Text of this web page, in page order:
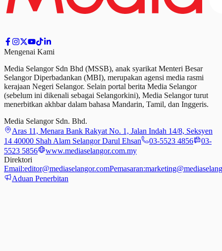
Mengenai Kami
Media Selangor Sdn Bhd (MSSB), anak syarikat Menteri Besar
Selangor Diperbadankan (MBI), merupakan agensi media rasmi
kerajaan Negeri Selangor. Selain portal berita Media Selangor
(sebelum ini dikenali sebagai Selangorkini), Media Selangor turut
menerbitkan akhbar dalam bahasa Mandarin, Tamil, dan Inggeris.
Media Selangor Sdn. Bhd.
Aras 11, Menara Bank Rakyat No. 1, Jalan Indah 14/8, Seksyen
14 40000 Shah Alam Selangor Darul Ehsan
03-5523 4856
03-
5523 5856
www.mediaselangor.com.my
Direktori
Email:editor@mediaselangor.comPemasaran:
Aduan Penerbitan